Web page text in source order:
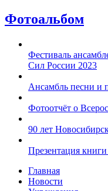
Фотоальбом
Фестиваль
Сил России 2023
Ансамбль песни и
Фотоотчёт о
90 лет
Презентация
Главная
Новости